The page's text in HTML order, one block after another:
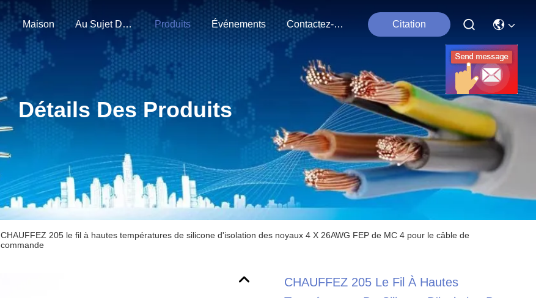
Maison Au Sujet De Nous Produits Événements Contactez-Nous Citation
Détails Des Produits
CHAUFFEZ 205 le fil à hautes températures de silicone d'isolation des noyaux 4 X 26AWG FEP de MC 4 pour le câble de
commande
CHAUFFEZ 205 Le Fil À Hautes